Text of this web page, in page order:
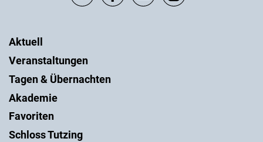
Aktuell
Veranstaltungen
Tagen & Übernachten
Akademie
Favoriten
Schloss Tutzing